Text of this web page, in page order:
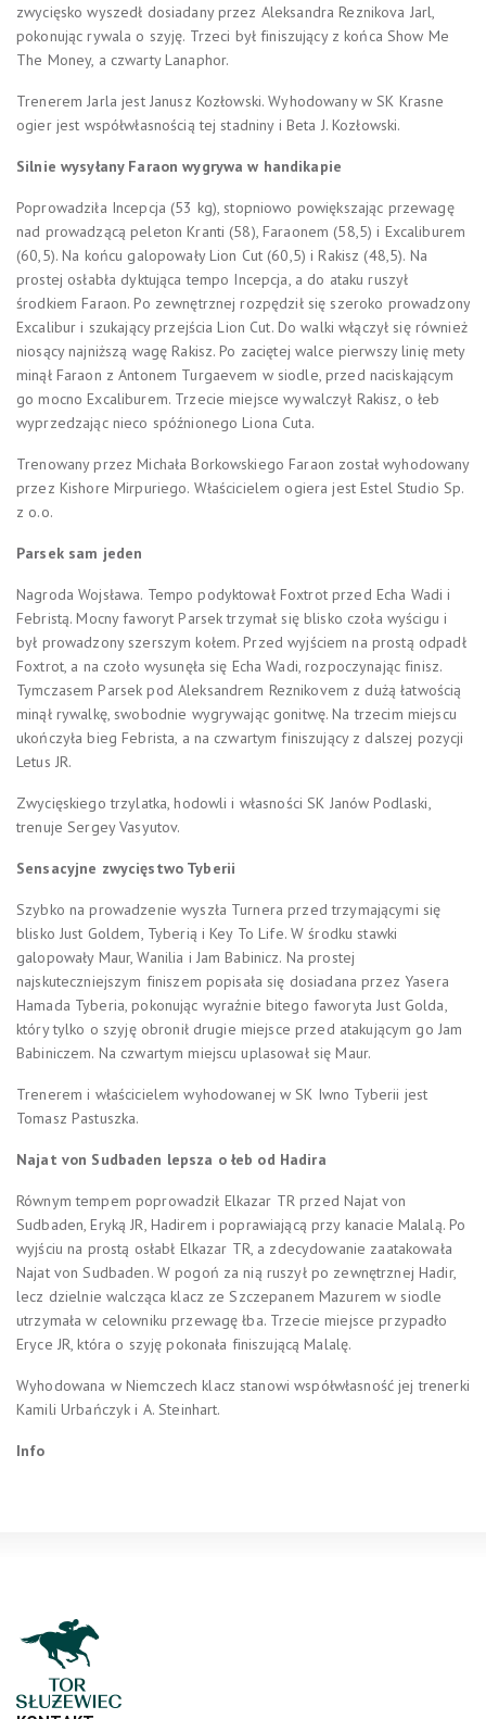
zwycięsko wyszedł dosiadany przez Aleksandra Reznikova Jarl,
pokonując rywala o szyję. Trzeci był finiszujący z końca Show Me
The Money, a czwarty Lanaphor.
Trenerem Jarla jest Janusz Kozłowski. Wyhodowany w SK Krasne
ogier jest współwłasnością tej stadniny i Beta J. Kozłowski.
Silnie wysyłany Faraon wygrywa w handikapie
Poprowadziła Incepcja (53 kg), stopniowo powiększając przewagę
nad prowadzącą peleton Kranti (58), Faraonem (58,5) i Excaliburem
(60,5). Na końcu galopowały Lion Cut (60,5) i Rakisz (48,5). Na
prostej osłabła dyktująca tempo Incepcja, a do ataku ruszył
środkiem Faraon. Po zewnętrznej rozpędził się szeroko prowadzony
Excalibur i szukający przejścia Lion Cut. Do walki włączył się również
niosący najniższą wagę Rakisz. Po zaciętej walce pierwszy linię mety
minął Faraon z Antonem Turgaevem w siodle, przed naciskającym
go mocno Excaliburem. Trzecie miejsce wywalczył Rakisz, o łeb
wyprzedzając nieco spóźnionego Liona Cuta.
Trenowany przez Michała Borkowskiego Faraon został wyhodowany
przez Kishore Mirpuriego. Właścicielem ogiera jest Estel Studio Sp.
z o.o.
Parsek sam jeden
Nagroda Wojsława. Tempo podyktował Foxtrot przed Echa Wadi i
Febristą. Mocny faworyt Parsek trzymał się blisko czoła wyścigu i
był prowadzony szerszym kołem. Przed wyjściem na prostą odpadł
Foxtrot, a na czoło wysunęła się Echa Wadi, rozpoczynając finisz.
Tymczasem Parsek pod Aleksandrem Reznikovem z dużą łatwością
minął rywalkę, swobodnie wygrywając gonitwę. Na trzecim miejscu
ukończyła bieg Febrista, a na czwartym finiszujący z dalszej pozycji
Letus JR.
Zwycięskiego trzylatka, hodowli i własności SK Janów Podlaski,
trenuje Sergey Vasyutov.
Sensacyjne zwycięstwo Tyberii
Szybko na prowadzenie wyszła Turnera przed trzymającymi się
blisko Just Goldem, Tyberią i Key To Life. W środku stawki
galopowały Maur, Wanilia i Jam Babinicz. Na prostej
najskuteczniejszym finiszem popisała się dosiadana przez Yasera
Hamada Tyberia, pokonując wyraźnie bitego faworyta Just Golda,
który tylko o szyję obronił drugie miejsce przed atakującym go Jam
Babiniczem. Na czwartym miejscu uplasował się Maur.
Trenerem i właścicielem wyhodowanej w SK Iwno Tyberii jest
Tomasz Pastuszka.
Najat von Sudbaden lepsza o łeb od Hadira
Równym tempem poprowadził Elkazar TR przed Najat von
Sudbaden, Eryką JR, Hadirem i poprawiającą przy kanacie Malalą. Po
wyjściu na prostą osłabł Elkazar TR, a zdecydowanie zaatakowała
Najat von Sudbaden. W pogoń za nią ruszył po zewnętrznej Hadir,
lecz dzielnie walcząca klacz ze Szczepanem Mazurem w siodle
utrzymała w celowniku przewagę łba. Trzecie miejsce przypadło
Eryce JR, która o szyję pokonała finiszującą Malalę.
Wyhodowana w Niemczech klacz stanowi współwłasność jej trenerki
Kamili Urbańczyk i A. Steinhart.
Info